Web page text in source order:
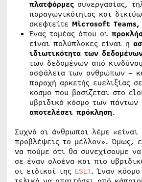
πλατφόρμες συνεργασίας,
παραγωγικότητας και
σκεφτείτε Microsoft
Ένας τομέας όπου οι
είναι πολύπλοκες είναι η
ιδιωτικότητα των
των δεδομένων από
ασφάλεια των ανθρώπων –
παροχή αρκετής ευελιξίας
κόσμο που βασίζεται στο
υβριδικό κόσμο των πάντων
αποτελέσει πρόκληση.
Συχνά οι άνθρωποι λέμε «είναι
προβλέψεις το μέλλον». Όμως,
να πούμε ότι θα συνεχίσουμε
σε έναν ολοένα και πιο
οι ειδικοί της ESET. Έναν